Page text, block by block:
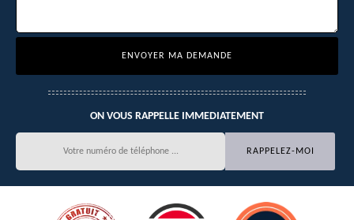
ON VOUS RAPPELLE IMMEDIATEMENT